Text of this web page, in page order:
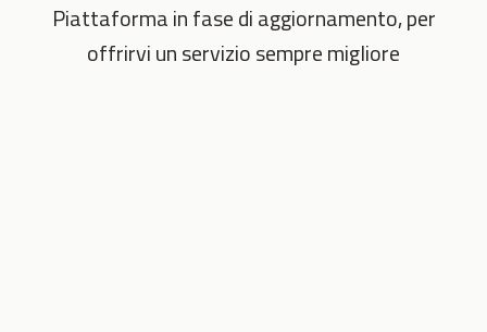
Piattaforma in fase di aggiornamento, per
offrirvi un servizio sempre migliore